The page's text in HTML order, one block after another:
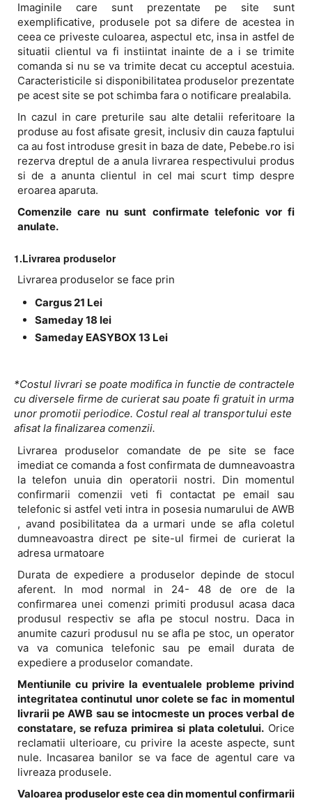
Imaginile care sunt prezentate pe site sunt
exemplificative, produsele pot sa difere de acestea in
ceea ce priveste culoarea, aspectul etc, insa in astfel de
situatii clientul va fi instiintat inainte de a i se trimite
comanda si nu se va trimite decat cu acceptul acestuia.
Caracteristicile si disponibilitatea produselor prezentate
pe acest site se pot schimba fara o notificare prealabila.
In cazul in care preturile sau alte detalii referitoare la
produse au fost afisate gresit, inclusiv din cauza faptului
ca au fost introduse gresit in baza de date, Pebebe.ro isi
rezerva dreptul de a anula livrarea respectivului produs
si de a anunta clientul in cel mai scurt timp despre
eroarea aparuta.
Comenzile care nu sunt confirmate telefonic vor fi
anulate.
1.Livrarea produselor
Livrarea produselor se face prin
Cargus 21 Lei
Sameday 18 lei
Sameday EASYBOX 13 Lei
*Costul livrari se poate modifica in functie de contractele
cu diversele firme de curierat sau poate fi gratuit in urma
unor promotii periodice. Costul real al transportului este
afisat la finalizarea comenzii.
Livrarea produselor comandate de pe site se face
imediat ce comanda a fost confirmata de dumneavoastra
la telefon unuia din operatorii nostri. Din momentul
confirmarii comenzii veti fi contactat pe email sau
telefonic si astfel veti intra in posesia numarului de AWB
, avand posibilitatea da a urmari unde se afla coletul
dumneavoastra direct pe site-ul firmei de curierat la
adresa urmatoare
Durata de expediere a produselor depinde de stocul
aferent. In mod normal in 24- 48 de ore de la
confirmarea unei comenzi primiti produsul acasa daca
produsul respectiv se afla pe stocul nostru. Daca in
anumite cazuri produsul nu se afla pe stoc, un operator
va va comunica telefonic sau pe email durata de
expediere a produselor comandate.
Mentiunile cu privire la eventualele probleme privind
integritatea continutul unor colete se fac in momentul
livrarii pe AWB sau se intocmeste un proces verbal de
constatare, se refuza primirea si plata coletului. Orice
reclamatii ulterioare, cu privire la aceste aspecte, sunt
nule. Incasarea banilor se va face de agentul care va
livreaza produsele.
Valoarea produselor este cea din momentul confirmarii